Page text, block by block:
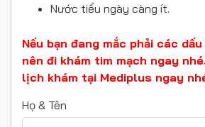
Nước tiểu ngày càng ít.
Nếu bạn đang mắc phải các
nên đi khám tim mạch ngay
lịch khám tại Mediplus ngay
Họ & Tên